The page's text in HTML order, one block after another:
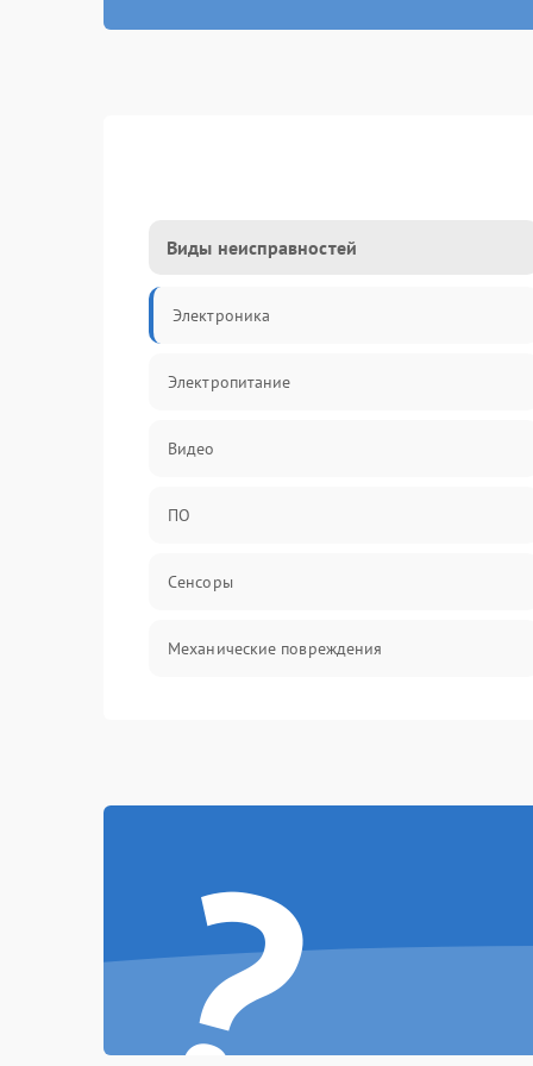
Виды неисправностей
Электроника
Электропитание
Видео
ПО
Сенсоры
Механические повреждения
?